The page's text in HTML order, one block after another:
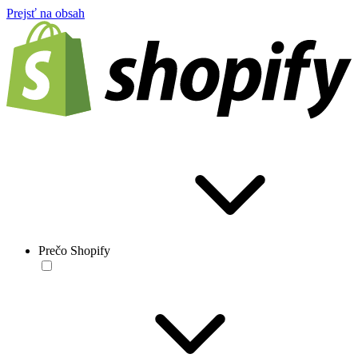
Prejsť na obsah
Prečo Shopify